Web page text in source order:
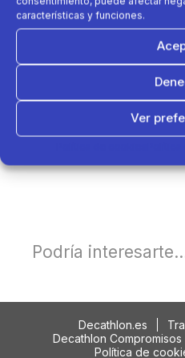
características y funciones.
Ver
Podría
Decathlon.es
Decathlon Compromisos
Política de